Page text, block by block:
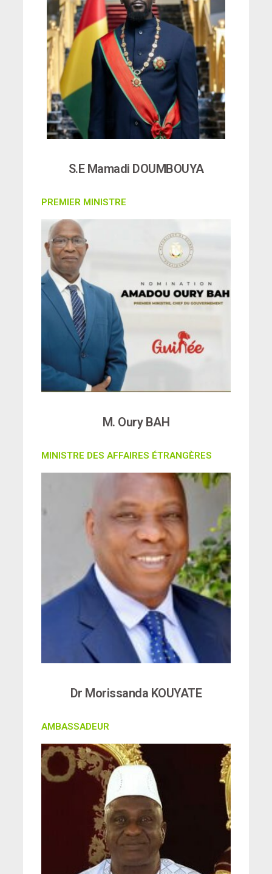
S.E Mamadi DOUMBOUYA
PREMIER MINISTRE
M. Oury BAH
MINISTRE DES AFFAIRES ÉTRANGÈRES
Dr Morissanda KOUYATE
AMBASSADEUR